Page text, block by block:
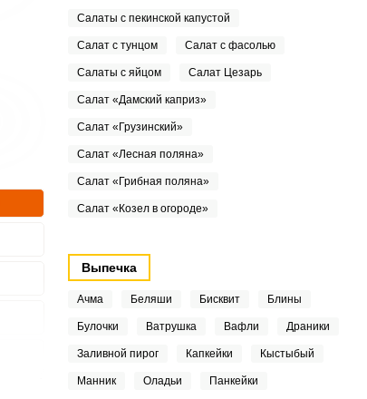
Салаты с пекинской капустой
Салат с тунцом Салат с фасолью
Салаты с яйцом Салат Цезарь
Салат «Дамский каприз»
Салат «Грузинский»
Салат «Лесная поляна»
Салат «Грибная поляна»
Салат «Козел в огороде»
Выпечка
Ачма Беляши Бисквит Блины
Булочки Ватрушка Вафли Драники
Заливной пирог Капкейки Кыстыбый
Манник Оладьи Панкейки